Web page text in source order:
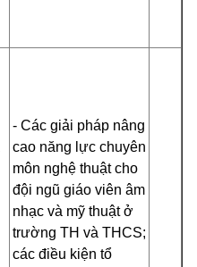
- Các giải pháp nâng
cao năng lực chuyên
môn nghệ thuật cho
đội ngũ giáo viên âm
nhạc và mỹ thuật ở
trường TH và THCS;
các điều kiện tổ